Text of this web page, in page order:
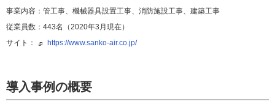
事業内容
管工事、機械器具設置工事、消防施設工事、建築工事
従業員数
443名（2020年3月現在）
サイト
https://www.sanko-air.co.jp/
導入事例の概要